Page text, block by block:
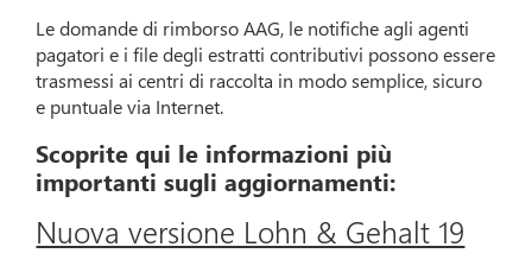
Le domande di rimborso AAG, le notifiche agli agenti
pagatori e i file degli estratti contributivi possono essere
trasmessi ai centri di raccolta in modo semplice, sicuro
e puntuale via Internet.
Scoprite qui le informazioni più
importanti sugli aggiornamenti:
Nuova versione Lohn & Gehalt 19